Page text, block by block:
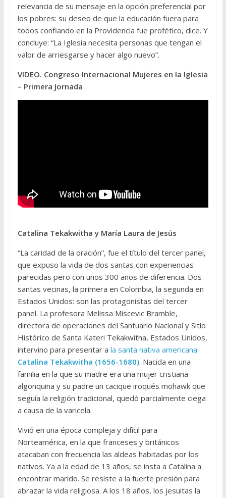
relevancia de su mensaje en la opción preferencial por
los pobres: su deseo de que la educación fuera para
todos confiando en la Providencia fue profético, dice. Y
concluye: “La Iglesia necesita personas que tengan el
valor de arriesgarse y hacer algo nuevo”.
VIDEO. Congreso Internacional Mujeres en la Iglesia
– Primera Jornada
Catalina Tekakwitha y María Laura de Jesús
“La caridad de la oración”, fue el título del tercer panel,
que expuso la vida de dos santas con experiencias
parecidas pero con unos 300 años de diferencia. Dos
santas vecinas, la primera en Colombia, la segunda en
Estados Unidos: son las protagonistas del tercer
panel. La profesora Melissa Miscevic Bramble,
directora de operaciones del Santuario Nacional y Sitio
Histórico de Santa Kateri Tekakwitha, Estados Unidos,
intervino para presentar a la santa nativa americana
Catalina Tekakwitha (1656-1680). Nacida en una
familia en la que su madre era una mujer cristiana
algonquina y su padre un cacique iroqués mohawk que
seguía la religión tradicional, quedó parcialmente ciega
a causa de la varicela.
Vivió en una época compleja y difícil para
Norteamérica, en la que franceses y británicos
atacaban con frecuencia las aldeas habitadas por los
nativos. Ya a la edad de 13 años, se insta a Catalina a
encontrar marido. Se resiste a la fuerte presión para
abrazar la vida religiosa. A los 18 años, los jesuitas la